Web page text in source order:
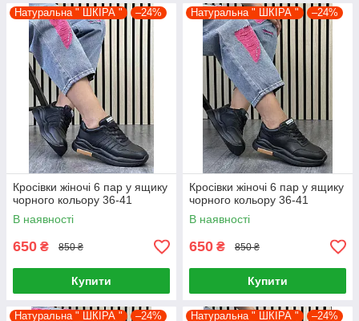
Натуральна " ШКІРА " –24%
Кросівки жіночі 6 пар у ящику
чорного кольору 36-41
В наявності
650 ₴ 850 ₴
Купити
Натуральна " ШКІРА " –24%
Кросівки жіночі 6 пар у ящику
чорного кольору 36-41
В наявності
650 ₴ 850 ₴
Купити
Натуральна " ШКІРА " –24% Натуральна " ШКІРА " –24%